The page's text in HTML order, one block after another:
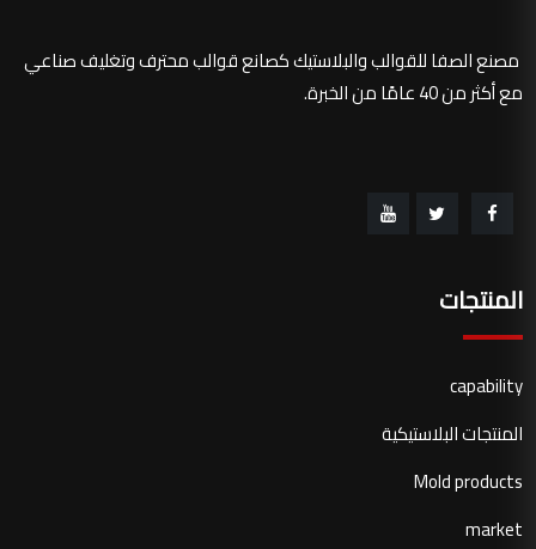
مصنع الصفا للقوالب والبلاستيك كصانع قوالب محترف وتغليف صناعي
مع أكثر من 40 عامًا من الخبرة.
المنتجات
capability
المنتجات البلاستيكية
Mold products
market